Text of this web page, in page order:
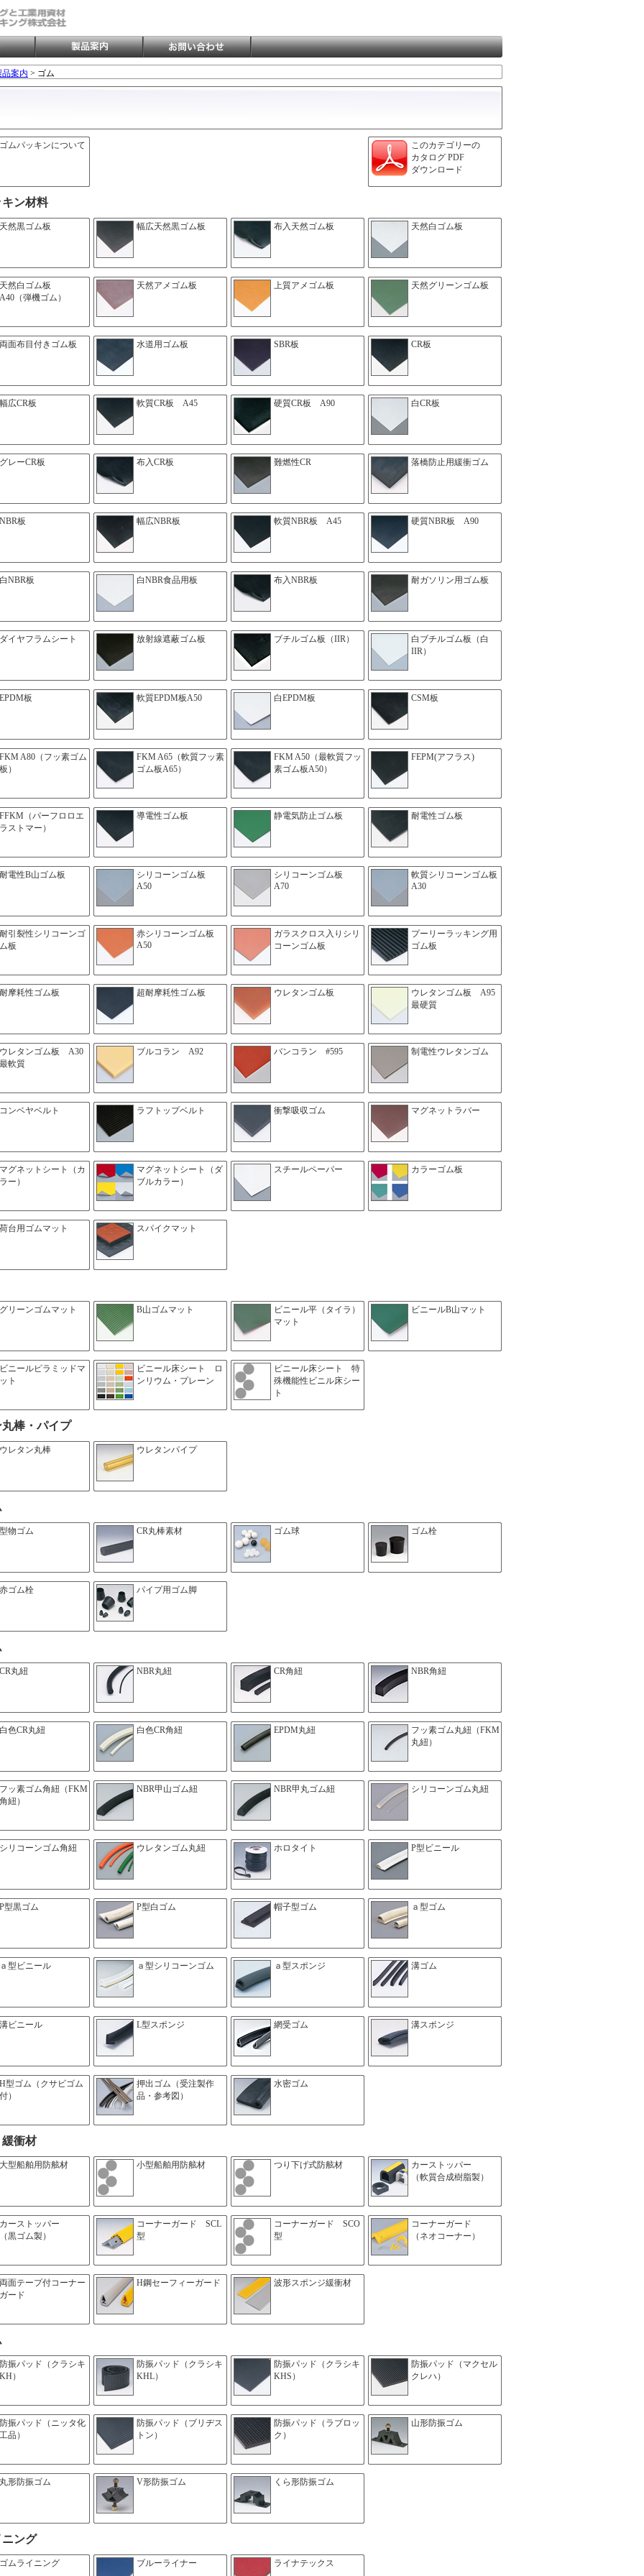
品案内 > ゴム
ゴムパッキンについて
このカテゴリーの
カタログ PDF
ダウンロード
ン材料
天然黒ゴム板 幅広天然黒ゴム板 布入天然ゴム板 天然白ゴム板
天然白ゴム板
A40（弾機ゴム）
天然アメゴム板 上質アメゴム板 天然グリーンゴム板
両面布目付きゴム板 水道用ゴム板 SBR板 CR板
幅広CR板 軟質CR板 A45 硬質CR板 A90 白CR板
グレーCR板 布入CR板 難燃性CR 落橋防止用緩衝ゴム
NBR板 幅広NBR板 軟質NBR板 A45 硬質NBR板 A90
白NBR板 白NBR食品用板 布入NBR板 耐ガソリン用ゴム板
ダイヤフラムシート 放射線遮蔽ゴム板 ブチルゴム板（IIR）
白ブチルゴム板（白
IIR）
EPDM板 軟質EPDM板A50 白EPDM板 CSM板
FKM A80（フッ素ゴム
板）
FKM A65（軟質フッ素
ゴム板A65）
FKM A50（最軟質フッ
素ゴム板A50）
FEPM(アフラス)
FFKM（パーフロロエ
ラストマー）
導電性ゴム板 静電気防止ゴム板 耐電性ゴム板
耐電性B山ゴム板
シリコーンゴム板
A50
シリコーンゴム板
A70
軟質シリコーンゴム板
A30
耐引裂性シリコーンゴ
ム板
赤シリコーンゴム板
A50
ガラスクロス入りシリ
コーンゴム板
プーリーラッキング用
ゴム板
耐摩耗性ゴム板 超耐摩耗性ゴム板 ウレタンゴム板
ウレタンゴム板 A95
最硬質
ウレタンゴム板 A30
最軟質
ブルコラン A92 バンコラン #595 制電性ウレタンゴム
コンベヤベルト ラフトップベルト 衝撃吸収ゴム マグネットラバー
マグネットシート（カ
ラー）
マグネットシート（ダ
ブルカラー）
スチールペーパー カラーゴム板
荷台用ゴムマット スパイクマット
グリーンゴムマット B山ゴムマット
ビニール平（タイラ）
マット
ビニールB山マット
ビニールピラミッドマ
ット
ビニール床シート ロ
ンリウム・プレーン
ビニール床シート 特
殊機能性ビニル床シー
ト
棒・パイプ
ウレタン丸棒 ウレタンパイプ
型物ゴム CR丸棒素材 ゴム球 ゴム栓
赤ゴム栓 パイプ用ゴム脚
CR丸紐 NBR丸紐 CR角紐 NBR角紐
白色CR丸紐 白色CR角紐 EPDM丸紐
フッ素ゴム丸紐（FKM
丸紐）
フッ素ゴム角紐（FKM
角紐）
NBR甲山ゴム紐 NBR甲丸ゴム紐 シリコーンゴム丸紐
シリコーンゴム角紐 ウレタンゴム丸紐 ホロタイト P型ビニール
P型黒ゴム P型白ゴム 帽子型ゴム ａ型ゴム
ａ型ビニール ａ型シリコーンゴム ａ型スポンジ 溝ゴム
溝ビニール L型スポンジ 網受ゴム 溝スポンジ
H型ゴム（クサビゴム
付）
押出ゴム（受注製作
品・参考図）
水密ゴム
衝材
大型船舶用防舷材 小型船舶用防舷材 つり下げ式防舷材
カーストッパー
（軟質合成樹脂製）
カーストッパー
（黒ゴム製）
コーナーガード SCL
型
コーナーガード SCO
型
コーナーガード
（ネオコーナー）
両面テープ付コーナー
ガード
H鋼セーフィーガード 波形スポンジ緩衝材
防振パッド（クラシキ
KH）
防振パッド（クラシキ
KHL）
防振パッド（クラシキ
KHS）
防振パッド（マクセル
クレハ）
防振パッド（ニッタ化
工品）
防振パッド（ブリヂス
トン）
防振パッド（ラブロッ
ク）
山形防振ゴム
丸形防振ゴム V形防振ゴム くら形防振ゴム
ング
ゴムライニング ブルーライナー ライナテックス